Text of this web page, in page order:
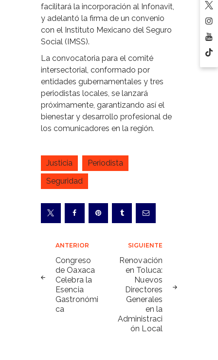
facilitará la incorporación al Infonavit,
y adelantó la firma de un convenio
con el Instituto Mexicano del Seguro
Social (IMSS).
La convocatoria para el comité
intersectorial, conformado por
entidades gubernamentales y tres
periodistas locales, se lanzará
próximamente, garantizando así el
bienestar y desarrollo profesional de
los comunicadores en la región.
Justicia
Periodista
Seguridad
Navegación
de
entradas
ANTERIOR
Congreso
de Oaxaca
Celebra la
Esencia
Gastronómi
ca
SIGUIENTE
Renovación
en Toluca:
Nuevos
Directores
Generales
en la
Administraci
ón Local